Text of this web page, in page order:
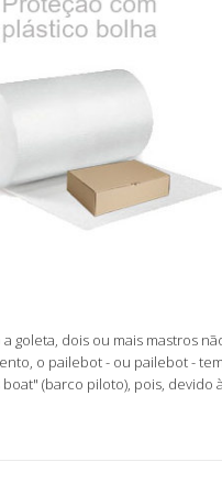
goleta, dois ou mais mastros
o pailebot - ou pailebot -
(barco piloto), pois,